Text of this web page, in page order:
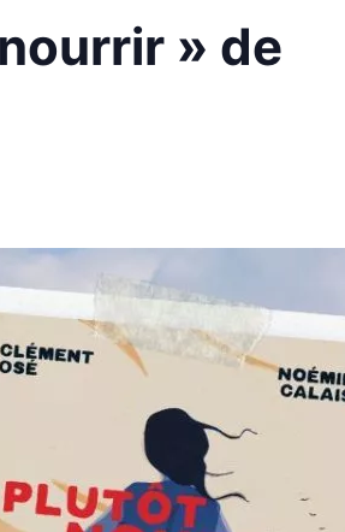
» de